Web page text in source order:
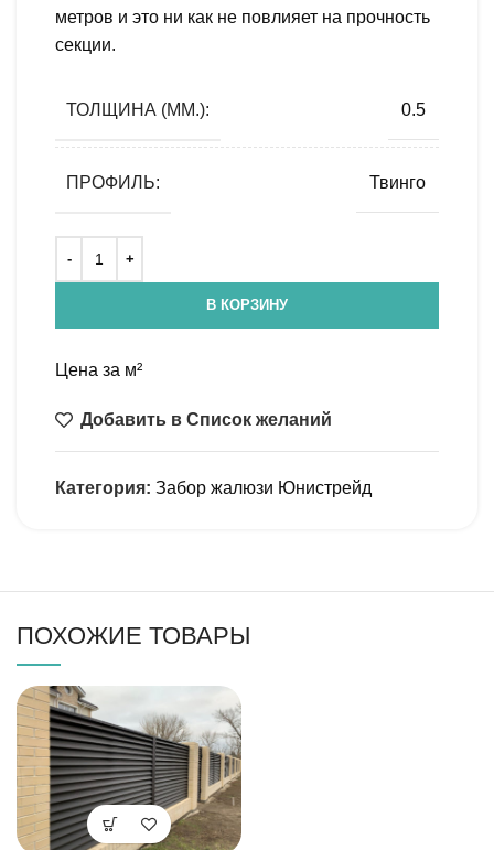
метров и это ни как не повлияет на прочность
секции.
ТОЛЩИНА (ММ.): 0.5
ПРОФИЛЬ: Твинго
В КОРЗИНУ
Цена за м²
Добавить в Список желаний
Категория: Забор жалюзи Юнистрейд
ПОХОЖИЕ ТОВАРЫ